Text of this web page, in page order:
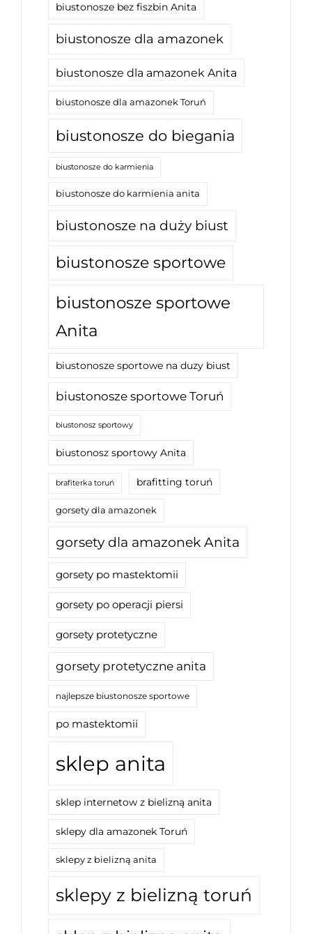
biustonosze bez fiszbin Anita
biustonosze dla amazonek
biustonosze dla amazonek Anita
biustonosze dla amazonek Toruń
biustonosze do biegania
biustonosze do karmienia
biustonosze do karmienia anita
biustonosze na duży biust
biustonosze sportowe
biustonosze sportowe
Anita
biustonosze sportowe na duzy biust
biustonosze sportowe Toruń
biustonosz sportowy
biustonosz sportowy Anita
brafiterka toruń brafitting toruń
gorsety dla amazonek
gorsety dla amazonek Anita
gorsety po mastektomii
gorsety po operacji piersi
gorsety protetyczne
gorsety protetyczne anita
najlepsze biustonosze sportowe
po mastektomii
sklep anita
sklep internetow z bielizną anita
sklepy dla amazonek Toruń
sklepy z bielizną anita
sklepy z bielizną toruń